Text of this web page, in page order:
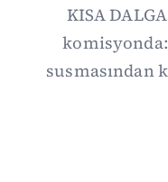
KISA
susmasından